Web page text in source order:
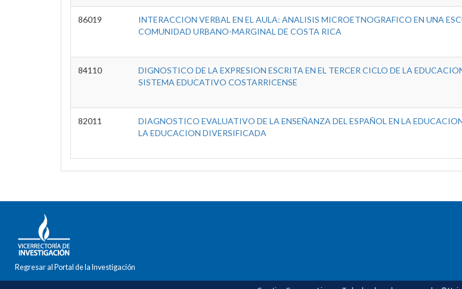
86019
INTERACCION VERBAL EN EL AULA: ANALISIS MICROETNOGRAFICO EN UNA
COMUNIDAD URBANO-MARGINAL DE COSTA RICA
84110
DIGNOSTICO DE LA EXPRESION ESCRITA EN EL TERCER CICLO DE LA
SISTEMA EDUCATIVO COSTARRICENSE
82011
DIAGNOSTICO EVALUATIVO DE LA ENSEÑANZA DEL ESPAÑOL EN LA
LA EDUCACION DIVERSIFICADA
Regresar al Portal de la Investigación